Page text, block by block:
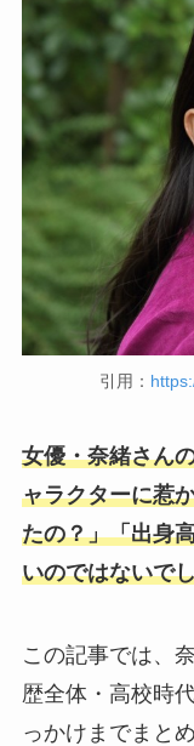
引用：
女優・奈緒さん
ャラクターに惹
たの？」「出身
いのではないで
この記事では、
歴全体・高校時
っかけまでまと